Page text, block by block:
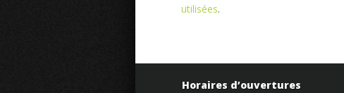
utilisées.
Horaires d’ouvertures